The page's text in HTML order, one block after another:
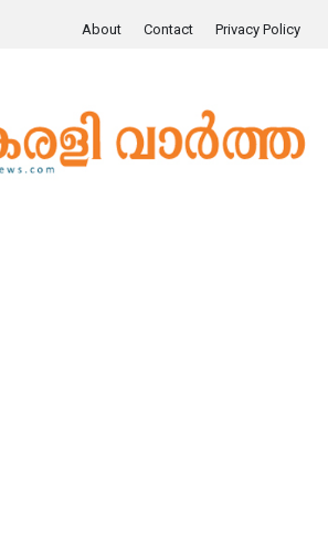
About Contact Privacy Policy